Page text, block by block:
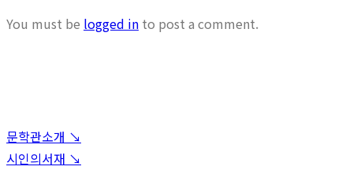
You must be logged in to post a comment.
문학관소개 ↘︎
시인의서재 ↘︎